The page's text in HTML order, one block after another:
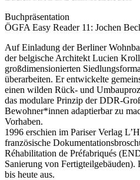
Buchpräsentation
ÖGFA Easy Reader 11: Jochen
Auf Einladung der Berliner
der belgische Architekt Lucien
großdimensionierten
überarbeiten. Er entwickelte
einen wilden Rück- und
das modulare Prinzip der DDR-
Bewohner*innen adaptierbar zu
Vorhaben.
1996 erschien im Pariser Verlag
französische
Réhabilitation de Préfabriqués
Sanierung von Fertigteilgebäuden).
bis heute aus.